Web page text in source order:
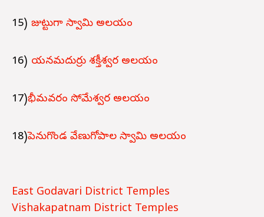
15) జుట్టుగా స్వామి అలయం
16) యనమదుర్రు శక్తీశ్వర అలయం
17)భీమవరం సోమేశ్వర అలయం
18)పెనుగొండ వేణుగోపాల స్వామి అలయం
East Godavari District Temples
Vishakapatnam District Temples